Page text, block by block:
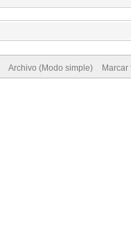
Archivo (Modo simple)